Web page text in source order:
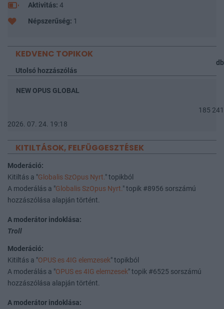
Aktivitás: 4
Népszerűség: 1
KEDVENC TOPIKOK
db
Utolsó hozzászólás
NEW OPUS GLOBAL
185 241
2026. 07. 24. 19:18
KITILTÁSOK, FELFÜGGESZTÉSEK
Moderáció:
Kitiltás a "Globalis SzOpus Nyrt." topikból
A moderálás a "Globalis SzOpus Nyrt." topik #8956 sorszámú
hozzászólása alapján történt.
A moderátor indoklása:
Troll
Moderáció:
Kitiltás a "OPUS es 4IG elemzesek" topikból
A moderálás a "OPUS es 4IG elemzesek" topik #6525 sorszámú
hozzászólása alapján történt.
A moderátor indoklása: